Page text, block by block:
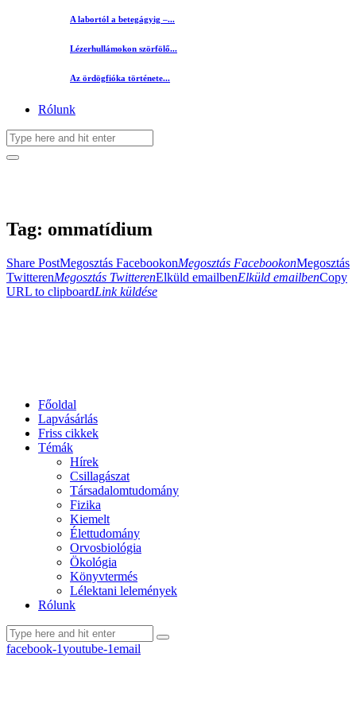
A labortól a betegágyig –...
Lézerhullámokon szörfölő...
Az ördögfióka története...
Rólunk
Tag: ommatídium
Share PostMegosztás FacebookonMegosztás FacebookonMegosztás
TwitterenMegosztás TwitterenElküld emailbenElküld emailbenCopy
URL to clipboardLink küldése
Főoldal
Lapvásárlás
Friss cikkek
Témák
Hírek
Csillagászat
Társadalomtudomány
Fizika
Kiemelt
Élettudomány
Orvosbiológia
Ökológia
Könyvtermés
Lélektani lelemények
Rólunk
facebook-1youtube-1email